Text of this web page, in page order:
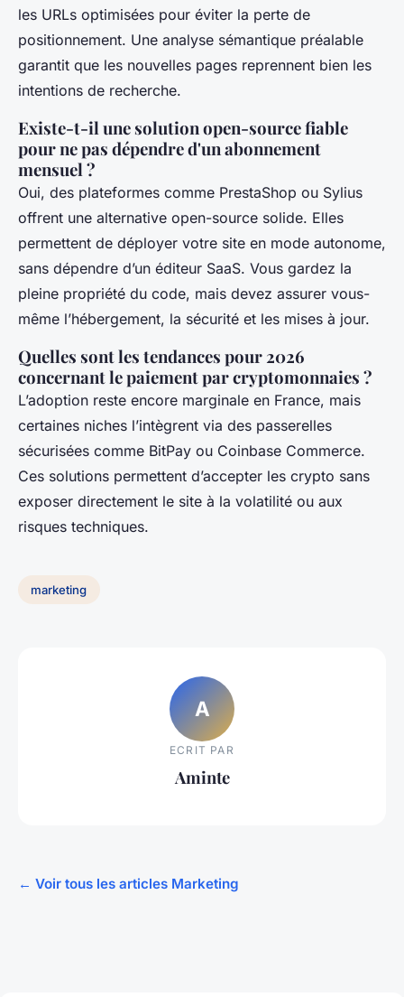
les URLs optimisées pour éviter la perte de
positionnement. Une analyse sémantique préalable
garantit que les nouvelles pages reprennent bien les
intentions de recherche.
Existe-t-il une solution open-source fiable
pour ne pas dépendre d'un abonnement
mensuel ?
Oui, des plateformes comme PrestaShop ou Sylius
offrent une alternative open-source solide. Elles
permettent de déployer votre site en mode autonome,
sans dépendre d’un éditeur SaaS. Vous gardez la
pleine propriété du code, mais devez assurer vous-
même l’hébergement, la sécurité et les mises à jour.
Quelles sont les tendances pour 2026
concernant le paiement par cryptomonnaies ?
L’adoption reste encore marginale en France, mais
certaines niches l’intègrent via des passerelles
sécurisées comme BitPay ou Coinbase Commerce.
Ces solutions permettent d’accepter les crypto sans
exposer directement le site à la volatilité ou aux
risques techniques.
marketing
A
ECRIT PAR
Aminte
← Voir tous les articles Marketing